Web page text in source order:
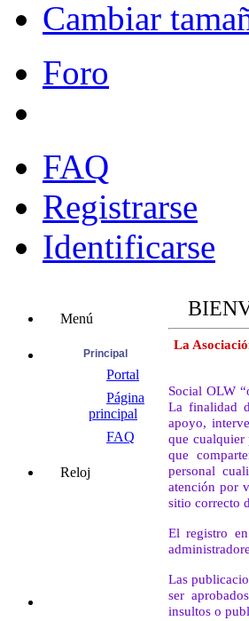
Cambiar
Foro
FAQ
Registrarse
Identificarse
Menú
Principal
Portal
Página
principal
FAQ
Reloj
La
Social OLW
La finalidad
apoyo,
que cualquier
que
personal
atención por
sitio correcto
El registro
Las
ser
insultos o